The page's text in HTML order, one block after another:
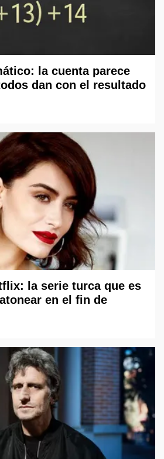
la cuenta parece
dan con el resultado
la serie turca que es
en el fin de